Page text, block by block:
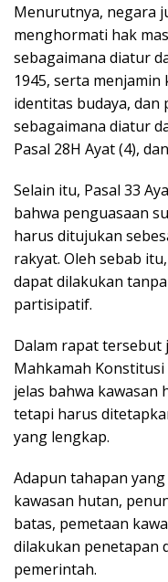
Menurutnya, negara
menghormati hak
sebagaimana diatur
1945, serta
identitas budaya, dan
sebagaimana diatur
Pasal 28H Ayat (4),
Selain itu, Pasal 33
bahwa penguasaan
harus ditujukan
rakyat. Oleh sebab
dapat dilakukan
partisipatif.
Dalam rapat tersebut
Mahkamah
jelas bahwa kawasan
tetapi harus
yang lengkap.
Adapun tahapan
kawasan hutan,
batas, pemetaan
dilakukan penetapan
pemerintah.